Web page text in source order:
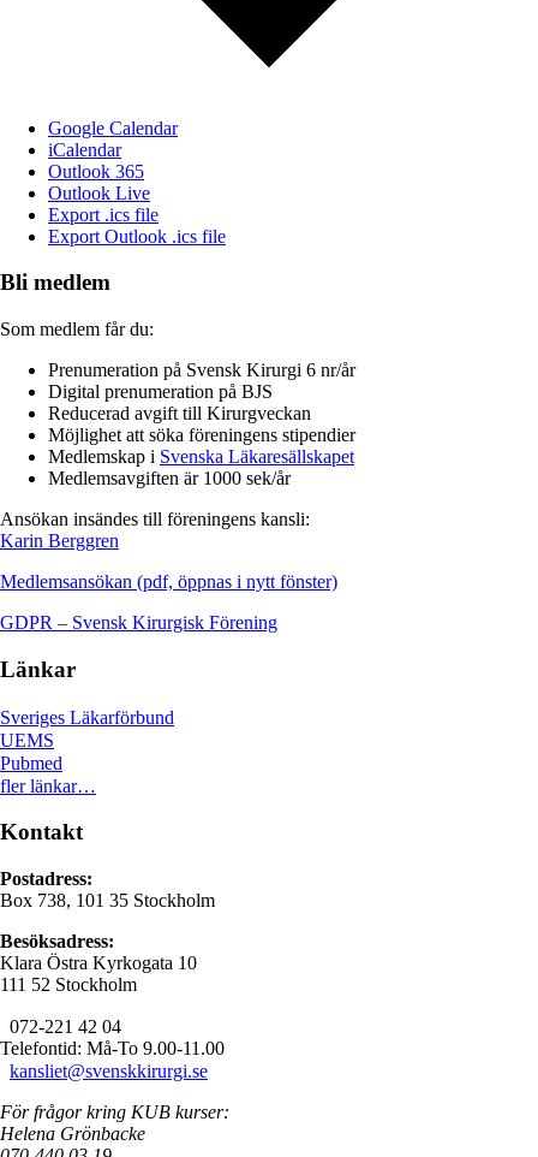
Google Calendar
iCalendar
Outlook 365
Outlook Live
Export .ics file
Export Outlook .ics file
Bli medlem
Som medlem får du:
Prenumeration på Svensk Kirurgi 6 nr/år
Digital prenumeration på BJS
Reducerad avgift till Kirurgveckan
Möjlighet att söka föreningens stipendier
Medlemskap i Svenska Läkaresällskapet
Medlemsavgiften är 1000 sek/år
Ansökan insändes till föreningens kansli:
Karin Berggren
Medlemsansökan (pdf, öppnas i nytt fönster)
GDPR – Svensk Kirurgisk Förening
Länkar
Sveriges Läkarförbund
UEMS
Pubmed
fler länkar…
Kontakt
Postadress:
Box 738, 101 35 Stockholm
Besöksadress:
Klara Östra Kyrkogata 10
111 52 Stockholm
072-221 42 04
Telefontid: Må-To 9.00-11.00
kansliet@svenskkirurgi.se
För frågor kring KUB kurser:
Helena Grönbacke